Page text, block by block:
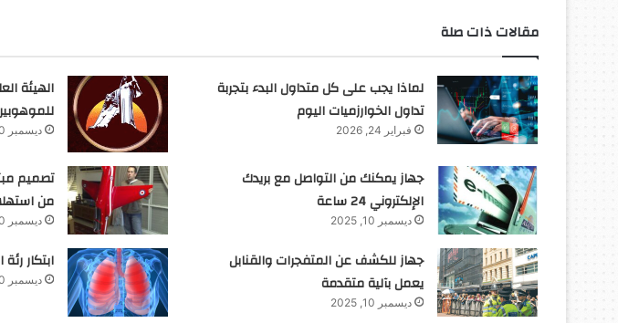
مقالات ذات صلة
لماذا يجب على كل متداول البدء بتجربة
تداول الخوارزميات اليوم
فبراير 24, 2026
الهيئة
ديسمبر 10, 2025
جهاز يمكنك من التواصل مع بريدك
الإلكتروني 24 ساعة
ديسمبر 10, 2025
من
ديسمبر 10, 2025
جهاز للكشف عن المتفجرات والقنابل
يعمل بآلية متقدمة
ديسمبر 10, 2025
ابتكار
ديسمبر 10, 2025